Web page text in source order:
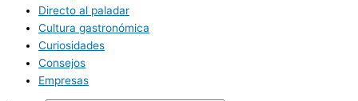
Directo al paladar
Cultura gastronómica
Curiosidades
Consejos
Empresas